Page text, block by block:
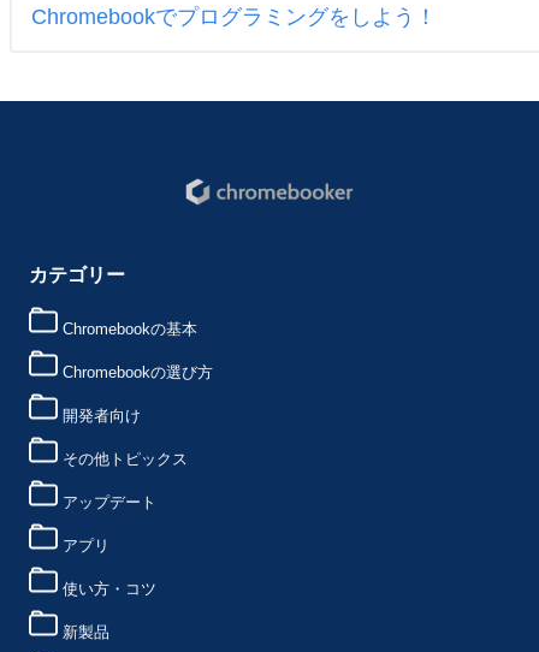
Chromebookでプログラミングをしよう！
カテゴリー
Chromebookの基本
Chromebookの選び方
開発者向け
その他トピックス
アップデート
アプリ
使い方・コツ
新製品